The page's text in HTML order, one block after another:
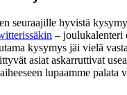
seuraajille hyvistä
– joulukalenteri
kysymys jäi vielä
asiat askarruttivat
lupaamme palata